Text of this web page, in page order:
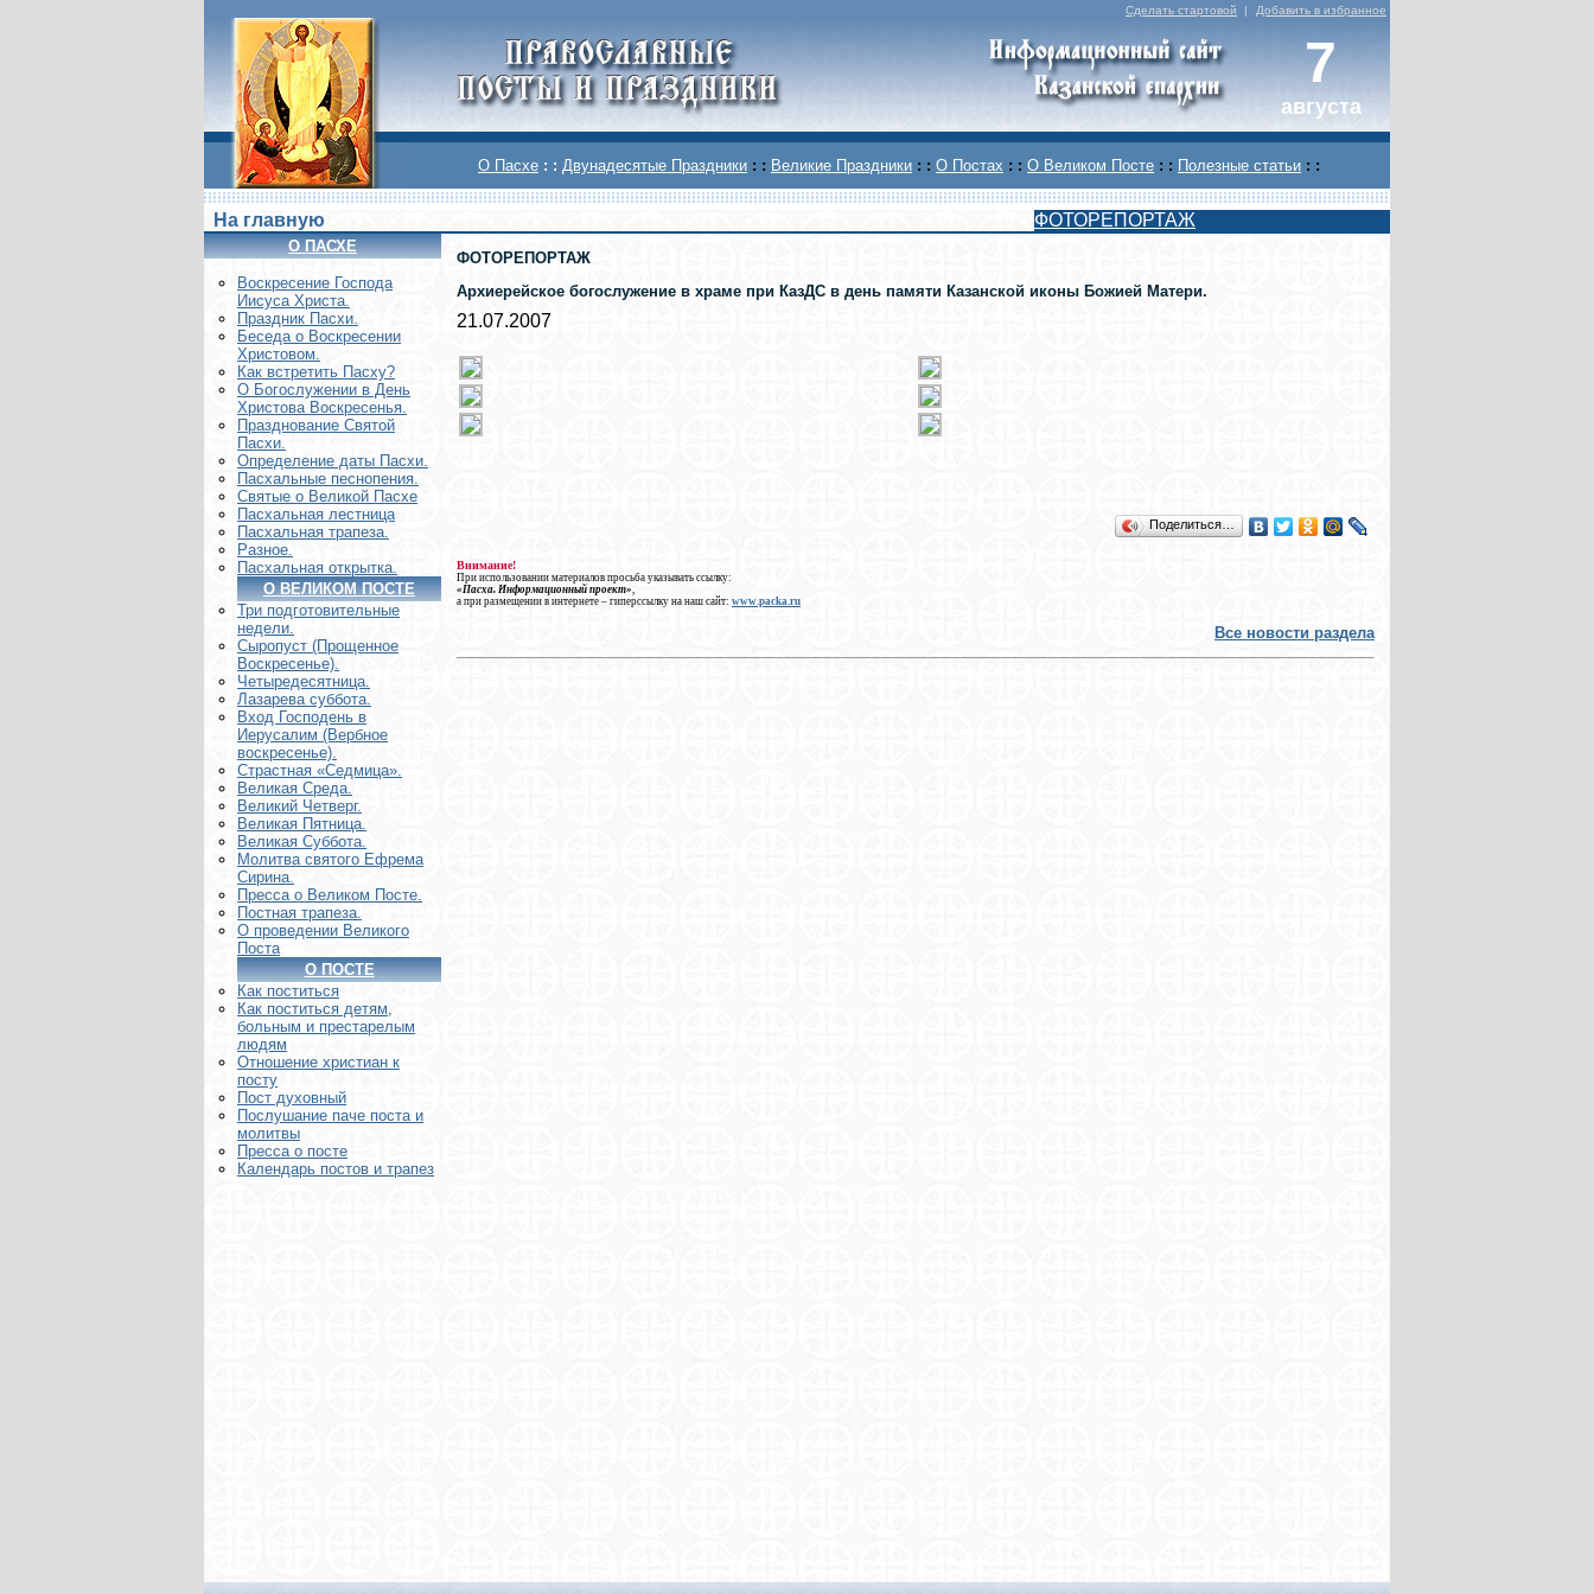
Сделать стартовой | Добавить в избранное
7
августа
О Пасхе : : Двунадесятые Праздники : : Великие Праздники : : О Постах : : О Великом Посте : : Полезные статьи : :
На главную ФОТОРЕПОРТАЖ
О ПАСХЕ
Воскреcение Господа
Иисуса Христа.
Праздник Пасхи.
Беседа о Воскресении
Христовом.
Как встретить Пасху?
О Богослужении в День
Христова Воскресенья.
Празднование Святой
Пасхи.
Определение даты Пасхи.
Пасхальные песнопения.
Святые о Великой Пасхе
Пасхальная лестница
Пасхальная трапеза.
Разное.
Пасхальная открытка.
О ВЕЛИКОМ ПОСТЕ
Три подготовительные
недели.
Сыропуст (Прощенное
Воскресенье).
Четыредесятница.
Лазарева суббота.
Вход Господень в
Иерусалим (Вербное
воскресенье).
Страстная «Седмица».
Великая Среда.
Великий Четверг.
Великая Пятница.
Великая Суббота.
Молитва святого Ефрема
Сирина.
Пресса о Великом Посте.
Постная трапеза.
О проведении Великого
Поста
О ПОСТЕ
Как поститься
Как поститься детям,
больным и престарелым
людям
Отношение христиан к
посту
Пост духовный
Послушание паче поста и
молитвы
Пресса о посте
Календарь постов и трапез
ФОТОРЕПОРТАЖ
Архиерейское богослужение в храме при КазДС в день памяти Казанской иконы Божией Матери.
21.07.2007
Поделиться…
Внимание!
При использовании материалов просьба указывать ссылку:
«Пасха. Информационный проект»,
а при размещении в интернете – гиперссылку на наш сайт: www.packa.ru
Все новости раздела